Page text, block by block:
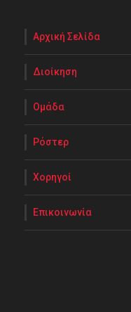
Αρχική Σελίδα
Διοίκηση
Ομάδα
Ρόστερ
Χορηγοί
Επικοινωνία